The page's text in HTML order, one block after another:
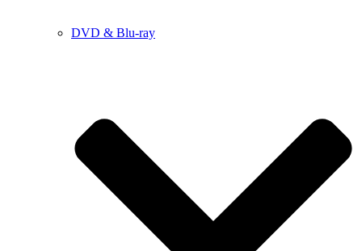
DVD & Blu-ray